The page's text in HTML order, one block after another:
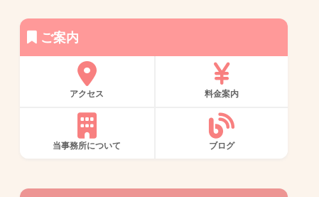
ご案内
アクセス 料金案内
当事務所について ブログ